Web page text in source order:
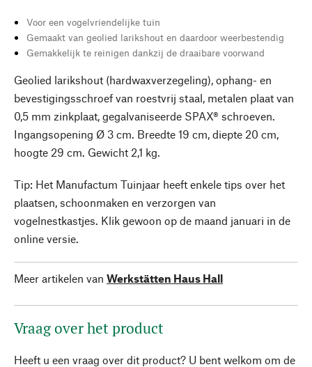
Voor een vogelvriendelijke tuin
Gemaakt van geolied larikshout en daardoor weerbestendig
Gemakkelijk te reinigen dankzij de draaibare voorwand
Geolied larikshout (hardwaxverzegeling), ophang- en
bevestigingsschroef van roestvrij staal, metalen plaat van
0,5 mm zinkplaat, gegalvaniseerde SPAX® schroeven.
Ingangsopening Ø 3 cm. Breedte 19 cm, diepte 20 cm,
hoogte 29 cm. Gewicht 2,1 kg.
Tip: Het Manufactum Tuinjaar heeft enkele tips over het
plaatsen, schoonmaken en verzorgen van
vogelnestkastjes. Klik gewoon op de maand januari in de
online versie.
Meer artikelen van Werkstätten Haus Hall
Vraag over het product
Heeft u een vraag over dit product? U bent welkom om de